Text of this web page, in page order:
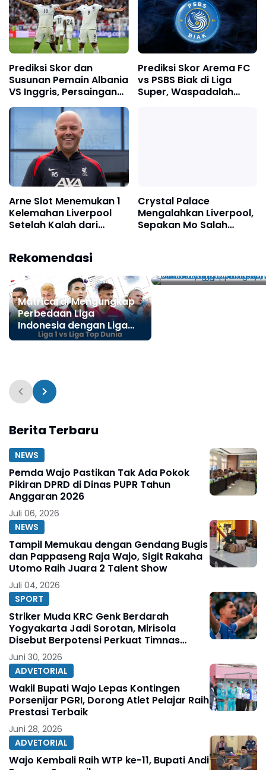
Surajaya
Prediksi Skor dan
Susunan Pemain Albania
VS Inggris, Persaingan
Tajam antara Manaj
dan Kane
Prediksi Skor Arema FC
vs PSBS Biak di Liga
Super, Waspadalah
Arne Slot Menemukan 1
Kelemahan Liverpool
Setelah Kalah dari
Crystal Palace
Mengalahkan Liverpool,
Sepakan Mo Salah
Meleset, Henderson Jadi
Rekomendasi
Matricardi Mengungkap
Perbedaan Liga
Indonesia dengan Liga
Sebelumnya, Menyoroti
Lengkap Transfer
Berita Terbaru
NEWS
Pemda Wajo Pastikan Tak Ada Pokok
Pikiran DPRD di Dinas PUPR Tahun
Anggaran 2026
Juli 06, 2026
NEWS
Tampil Memukau dengan Gendang Bugis
dan Pappaseng Raja Wajo, Sigit Rakaha
Utomo Raih Juara 2 Talent Show
Juli 04, 2026
SPORT
Striker Muda KRC Genk Berdarah
Yogyakarta Jadi Sorotan, Mirisola
Disebut Berpotensi Perkuat Timnas
Indonesia
Juni 30, 2026
ADVETORIAL
Wakil Bupati Wajo Lepas Kontingen
Porsenijar PGRI, Dorong Atlet Pelajar Raih
Prestasi Terbaik
Juni 28, 2026
ADVETORIAL
Wajo Kembali Raih WTP ke-11, Bupati Andi